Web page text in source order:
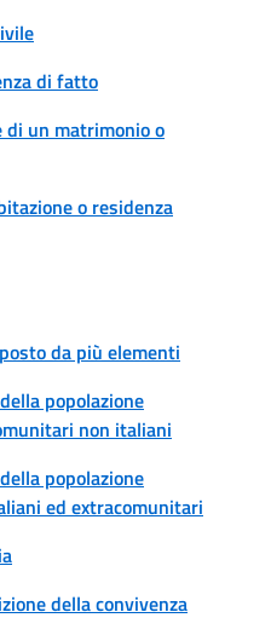
di fatto
di un matrimonio o
o residenza
da più elementi
popolazione
non italiani
popolazione
ed extracomunitari
della convivenza